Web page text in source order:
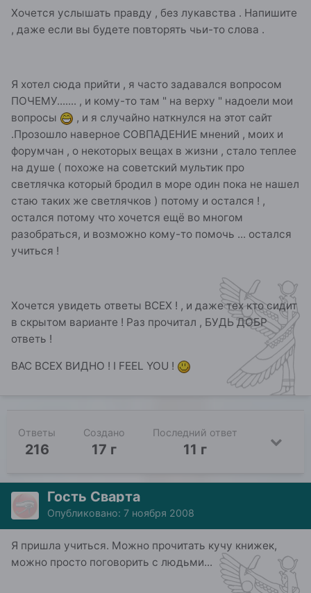
Хочется услышать правду , без лукавства . Напишите
, даже если вы будете повторять чьи-то слова .
Я хотел сюда прийти , я часто задавался вопросом
ПОЧЕМУ....... , и кому-то там " на верху " надоели мои
вопросы
, и я случайно наткнулся на этот сайт
.Прозошло наверное СОВПАДЕНИЕ мнений , моих и
форумчан , о некоторых вещах в жизни , стало теплее
на душе ( похоже на советский мультик про
светлячка который бродил в море один пока не нашел
стаю таких же светлячков ) потому и остался ! ,
остался потому что хочется ещё во многом
разобраться, и возможно кому-то помочь ... остался
учиться !
Хочется увидеть ответы ВСЕХ ! , и даже тех кто сидит
в скрытом варианте ! Раз прочитал , БУДЬ ДОБР
ответь !
ВАС ВСЕХ ВИДНО ! I FEEL YOU !
Ответы
216
Создано
17 г
Последний ответ
11 г
Гость Сварта
Опубликовано: 7 ноября 2008
Я пришла учиться. Можно прочитать кучу книжек,
можно просто поговорить с людьми...